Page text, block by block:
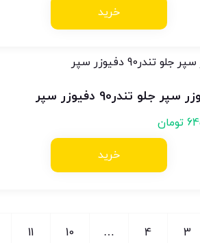
خرید
جلو تندر90 دفیوزر سپر
تومان
خرید
3
4
…
10
11